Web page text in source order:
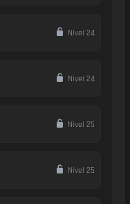
Nivel 24
Nivel 24
Nivel 25
Nivel 25